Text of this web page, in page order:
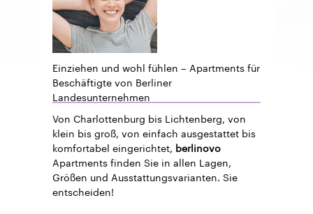
Einziehen und wohl fühlen – Apartments für
Beschäftigte von Berliner
Landesunternehmen
Von Charlottenburg bis Lichtenberg, von
klein bis groß, von einfach ausgestattet bis
komfortabel eingerichtet, berlinovo
Apartments finden Sie in allen Lagen,
Größen und Ausstattungsvarianten. Sie
entscheiden!